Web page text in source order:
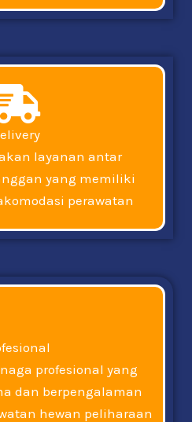
layanan antar
yang memiliki
perawatan
profesional yang
dan berpengalaman
hewan peliharaan